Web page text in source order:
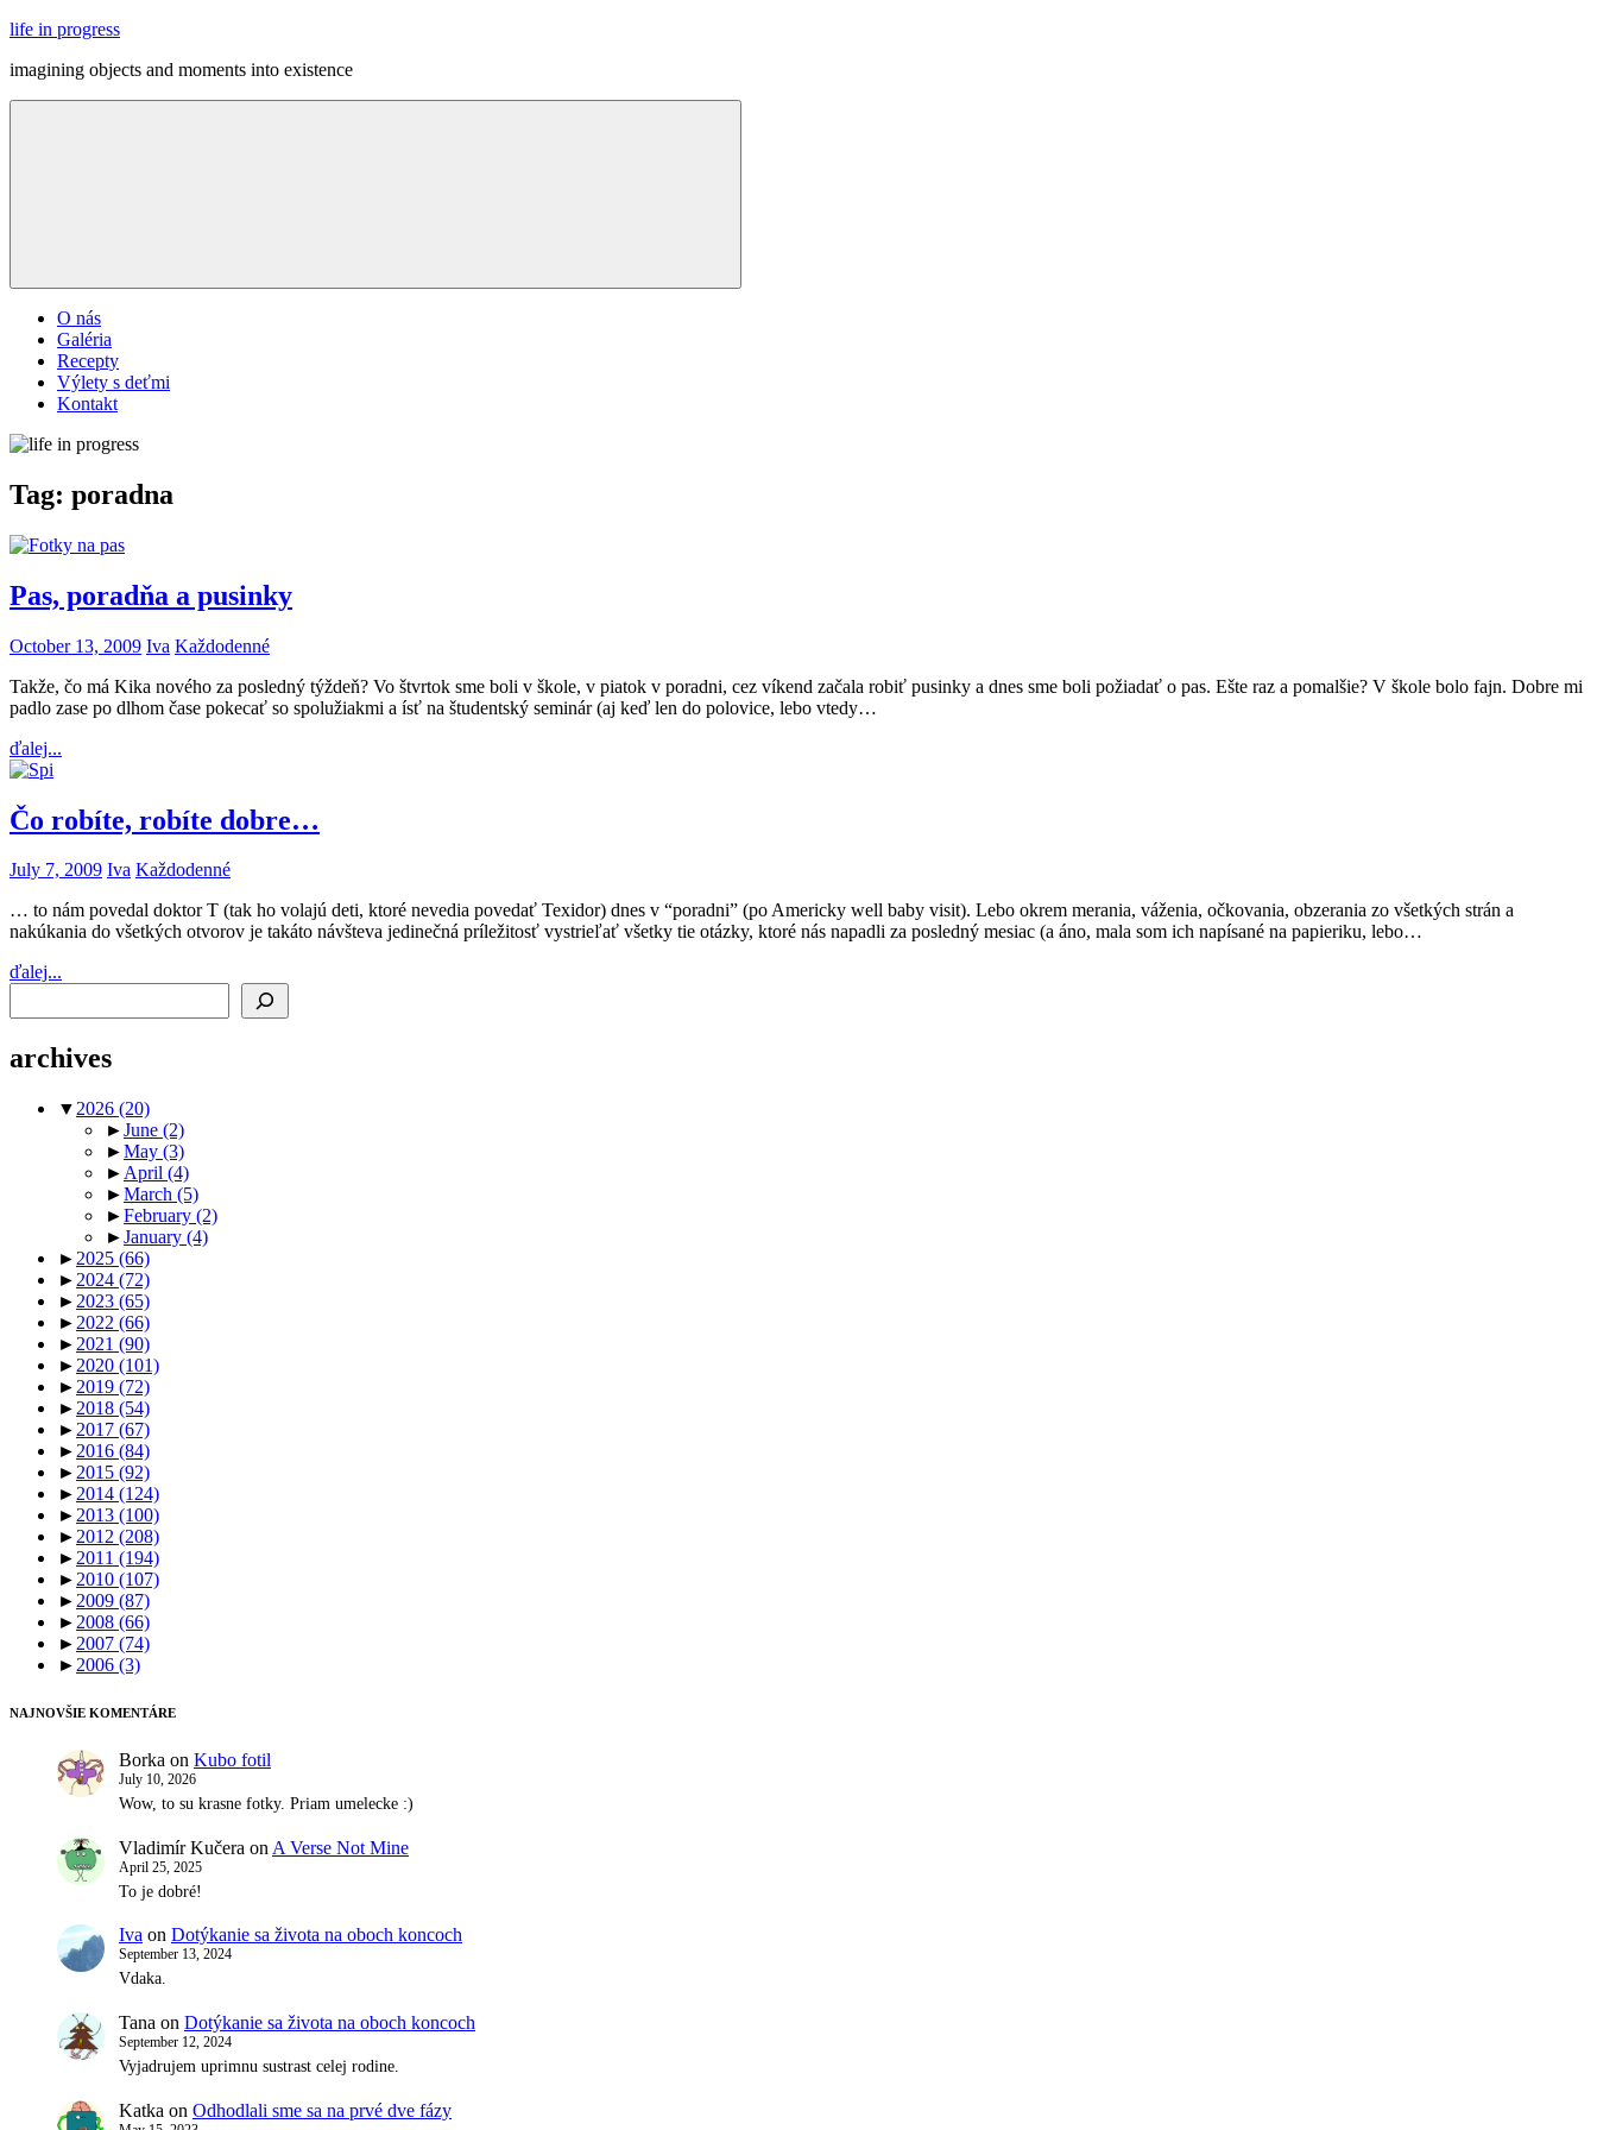
Skip
content
life in progress
imagining objects and moments into existence
Menu
O nás
Galéria
Recepty
Výlety s deťmi
Kontakt
Tag: poradna
Pas, poradňa a pusinky
October 13, 2009 Iva Každodenné
Takže, čo má Kika nového za posledný týždeň? Vo štvrtok sme boli v škole, v piatok v poradni, cez víkend začala robiť pusinky a dnes sme boli požiadať o pas. Ešte raz a pomalšie? V škole bolo fajn. Dobre mi
padlo zase po dlhom čase pokecať so spolužiakmi a ísť na študentský seminár (aj keď len do polovice, lebo vtedy…
ďalej...
Čo robíte, robíte dobre…
July 7, 2009 Iva Každodenné
… to nám povedal doktor T (tak ho volajú deti, ktoré nevedia povedať Texidor) dnes v “poradni” (po Americky well baby visit). Lebo okrem merania, váženia, očkovania, obzerania zo všetkých strán a
nakúkania do všetkých otvorov je takáto návšteva jedinečná príležitosť vystrieľať všetky tie otázky, ktoré nás napadli za posledný mesiac (a áno, mala som ich napísané na papieriku, lebo…
ďalej...
archives
▼ 2026 (20)
►June (2)
►May (3)
► April (4)
►March (5)
►February (2)
►January (4)
► 2025 (66)
► 2024 (72)
► 2023 (65)
► 2022 (66)
► 2021 (90)
► 2020 (101)
► 2019 (72)
► 2018 (54)
► 2017 (67)
► 2016 (84)
► 2015 (92)
► 2014 (124)
► 2013 (100)
► 2012 (208)
► 2011 (194)
► 2010 (107)
► 2009 (87)
► 2008 (66)
► 2007 (74)
► 2006 (3)
NAJNOVŠIE KOMENTÁRE
Borka on Kubo fotil
July 10, 2026
Wow, to su krasne fotky. Priam umelecke :)
Vladimír Kučera on A Verse Not Mine
April 25, 2025
To je dobré!
Iva on Dotýkanie sa života na oboch koncoch
September 13, 2024
Vdaka.
Tana on Dotýkanie sa života na oboch koncoch
September 12, 2024
Vyjadrujem uprimnu sustrast celej rodine.
Katka on Odhodlali sme sa na prvé dve fázy